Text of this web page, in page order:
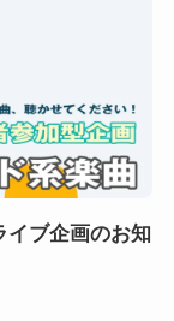
イブ企画のお知